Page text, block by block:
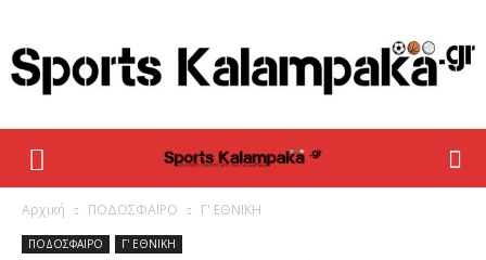
sportskalampaka
Αρχική ΠΟΔΟΣΦΑΙΡΟ Γ' ΕΘΝΙΚΗ
ΠΟΔΟΣΦΑΙΡΟ Γ' ΕΘΝΙΚΗ